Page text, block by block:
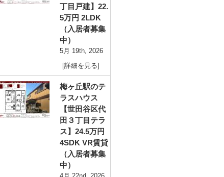
丁目戸建】22.
5万円 2LDK
（入居者募集
中）
5月 19th, 2026
[詳細を見る]
梅ヶ丘駅のテ
ラスハウス
【世田谷区代
田３丁目テラ
ス】24.5万円
4SDK VR賃貸
（入居者募集
中）